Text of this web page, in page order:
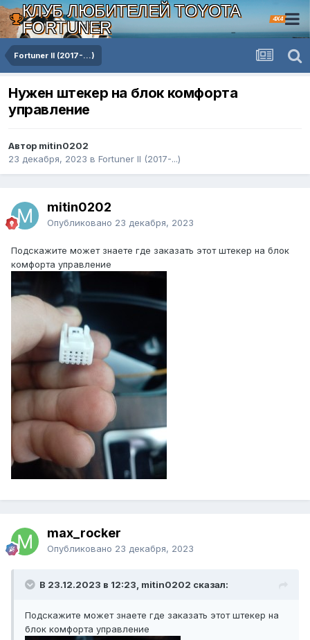
КЛУБ ЛЮБИТЕЛЕЙ TOYOTA
FORTUNER
4X4
Fortuner II (2017-...)
Нужен штекер на блок комфорта
управление
Автор mitin0202
23 декабря, 2023 в Fortuner II (2017-...)
mitin0202
Опубликовано 23 декабря, 2023
Подскажите может знаете где заказать этот штекер на блок
комфорта управление
max_rocker
Опубликовано 23 декабря, 2023
В 23.12.2023 в 12:23, mitin0202 сказал:
Подскажите может знаете где заказать этот штекер на
блок комфорта управление